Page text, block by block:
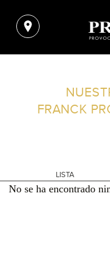
FILTROS
FRANCK
LISTA
No se ha encontrado